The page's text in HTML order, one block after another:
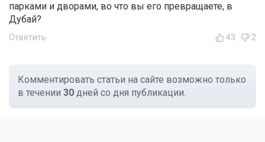
парками и дворами, во что вы его превращаете, в
Дубай?
Ответить 43 2
Комментировать статьи на сайте возможно только
в течении 30 дней со дня публикации.